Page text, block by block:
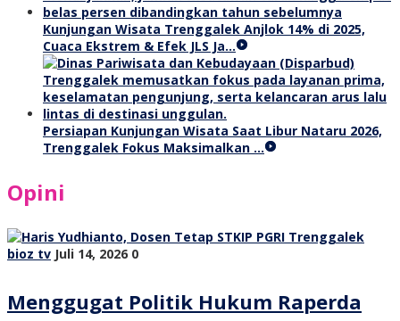
Kunjungan Wisata Trenggalek Anjlok 14% di 2025,
Cuaca Ekstrem & Efek JLS Ja…
Persiapan Kunjungan Wisata Saat Libur Nataru 2026,
Trenggalek Fokus Maksimalkan …
Opini
bioz tv Juli 14, 2026 0
Menggugat Politik Hukum Raperda